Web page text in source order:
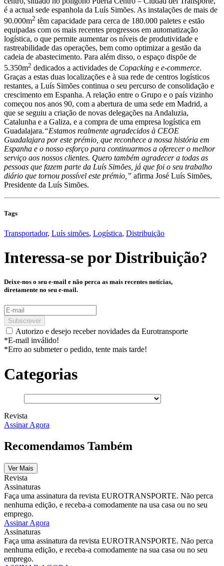
é a actual sede espanhola da Luís Simões. As instalações de mais de
90.000m2 têm capacidade para cerca de 180.000 paletes e estão
equipadas com os mais recentes progressos em automatização
logística, o que permite aumentar os níveis de produtividade e
rastreabilidade das operações, bem como optimizar a gestão da
cadeia de abastecimento. Para além disso, o espaço dispõe de
5.350m2 dedicados a actividades de Copacking e e-commerce.
Graças a estas duas localizações e à sua rede de centros logísticos
restantes, a Luís Simões continua o seu percurso de consolidação e
crescimento em Espanha. A relação entre o Grupo e o país vizinho
começou nos anos 90, com a abertura de uma sede em Madrid, a
que se seguiu a criação de novas delegações na Andaluzia,
Catalunha e a Galiza, e a compra de uma empresa logística em
Guadalajara.“Estamos realmente agradecidos à CEOE
Guadalajara por este prémio, que reconhece a nossa história em
Espanha e o nosso esforço para continuarmos a oferecer o melhor
serviço aos nossos clientes. Quero também agradecer a todas as
pessoas que fazem parte da Luís Simões, já que foi o seu trabalho
diário que tornou possível este prémio,” afirma José Luís Simões,
Presidente da Luís Simões.
Tags
Transportador, Luís simões, Logística, Distribuição
Interessa-se porDistribuição?
Deixe-nos o seu e-mail e não perca as mais recentes notícias,
diretamente no seu e-mail.
Subscrever
Autorizo e desejo receber novidades da Eurotransporte
*E-mail inválido!
*Erro ao submeter o pedido, tente mais tarde!
Categorias
Revista
Assinar Agora
Recomendamos Também
Ver Mais
Revista
Assinaturas
Faça uma assinatura da revista EUROTRANSPORTE. Não perca
nenhuma edição, e receba-a comodamente na usa casa ou no seu
emprego.
Assinar Agora
Assinaturas
Faça uma assinatura da revista EUROTRANSPORTE. Não perca
nenhuma edição, e receba-a comodamente na sua casa ou no seu
emprego.